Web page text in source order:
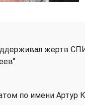
жертв
по имени Артур